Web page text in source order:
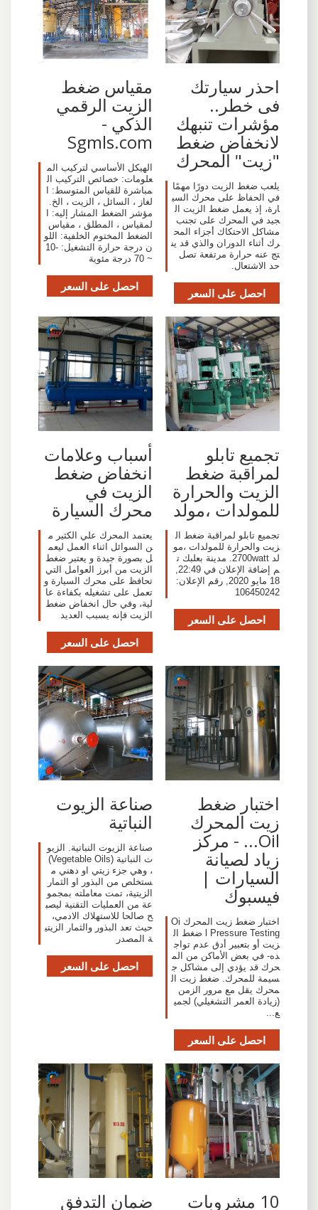
احذر سيارتك
فى خطر..
مؤشرات تنبهك
لانخفاض ضغط
"زيت" المحرك
يلعب ضغط الزيت دورًا مهمًا
في الحفاظ على محرك السي
ارة، إذ يعمل ضغط الزيت ال
جيد في المحرك على تجنب
مشاكل الاحتكاك أجزاء المح
رك أثناء الدوران والذي قد ين
تج عنه حرارة مرتفعة تصل
حد الاشتعال.
احصل على السعر
مقياس ضغط
الزيت الرقمي
الذكي -
Sgmls.com
الهيكل الأساسي لتركيب الم
علومات: خصائص التركيب ال
مباشرة للقياس المتوسط: ا
لغاز ، السائل ، الزيت ، الخ.
مؤشر الضغط المشار إليه: ا
لمقياس ، المطلق ، مقياس
الضغط المختوم الخلفية: اللو
ن درجة حرارة التشغيل: -10
~ 70 درجة مئوية
احصل على السعر
تجميع تابلو
لمراقبة ضغط
الزيت والحرارة
للمولدات ،مولد
تجميع تابلو لمراقبة ضغط ال
زيت والحرارة للمولدات ،مو
لد 2700watt. مدينة بعلبك ت
18 مايو 2020, رقم الإعلان:
106450242
احصل على السعر
أسباب وعلامات
انخفاض ضغط
الزيت في
محرك السيارة
يعتمد المحرك علي الكثير م
ن السوائل اثناء العمل ليعم
ل بصورة جيدة و يعتبر ضغط
الزيت من أبرز العوامل التي
تحافظ على محرك السيارة و
تعمل على تشغيله بكفاءة عا
لية، وفي حال انخفاض ضغط
الزيت فإنه يسبب العديد
احصل على السعر
اختبار ضغط
زيت المحرك
Oil... - مركز
زياد لصيانة
السيارات |
فيسبوك
اختبار ضغط زيت المحرك Oi
l Pressure Testing ضغط ال
زيت أو بتعبير أدق عدم تواج
ده- في بعض الأماكن من الم
حرك قد يؤدي إلى مشاكل ج
سيمة للمحرك. ضغط زيت ال
محرك يقل مع مرور الزمن
(زيادة العمر التشغيلي) لجمي
ع...
احصل على السعر
صناعة الزيوت
النباتية
صناعة الزيوت النباتية. الزيو
ت النباتية (Vegetable Oils)
، وهي جزء زيتي او دهني م
ستخلص من البذور او الثمار
الزيتية، تمت معاملته بمجمو
عة من العمليات التقنية ليصب
ح صالحا للاستهلاك الادمي،
حيث تعد البذور والثمار الزيتي
ة المصدر
احصل على السعر
10 مشروبات ضمان التدفق